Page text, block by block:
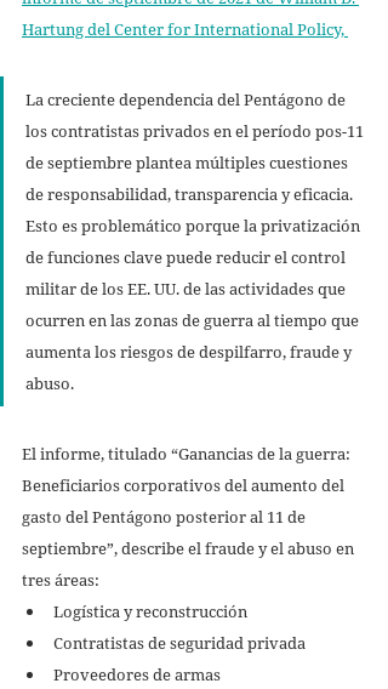
Hartung del Center for International Policy,
La creciente dependencia del Pentágono de
los contratistas privados en el período pos-11
de septiembre plantea múltiples cuestiones
de responsabilidad, transparencia y eficacia.
Esto es problemático porque la privatización
de funciones clave puede reducir el control
militar de los EE. UU. de las actividades que
ocurren en las zonas de guerra al tiempo que
aumenta los riesgos de despilfarro, fraude y
abuso.
El informe, titulado “Ganancias de la guerra:
Beneficiarios corporativos del aumento del
gasto del Pentágono posterior al 11 de
septiembre”, describe el fraude y el abuso en
tres áreas:
Logística y reconstrucción
Contratistas de seguridad privada
Proveedores de armas